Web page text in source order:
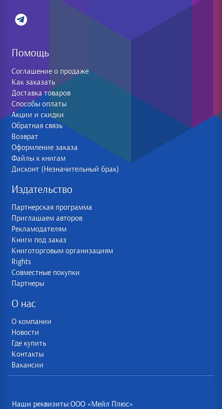
Помощь
Соглашение о продаже
Как заказать
Доставка товаров
Способы оплаты
Акции и скидки
Обратная связь
Возврат
Оформление заказа
Файлы к книгам
Дисконт (Незначительный брак)
Издательство
Партнерская программа
Приглашаем авторов
Рекламодателям
Книги под заказ
Книготорговым организациям
Rights
Совместные покупки
Партнеры
О нас
О компании
Новости
Где купить
Контакты
Вакансии
Наши реквизиты:ООО «Мейл Плюс»